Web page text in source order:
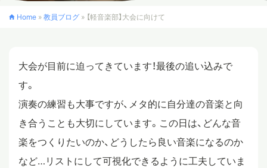
高等学校
クロスカリキュラム
スタディツアー
Home » 教員ブログ » 【軽音楽部】大会に向けて
大会が目前に迫ってきています！最後の追い込みで
す。
演奏の練習も大事ですが、メタ的に自分達の音楽と向
き合うことも大切にしています。この日は、どんな音
楽をつくりたいのか、どうしたら良い音楽になるのか
など…リストにして可視化できるように工夫していま